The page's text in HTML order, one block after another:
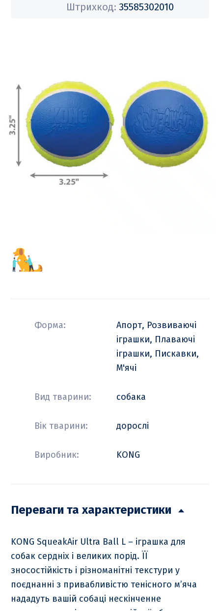
Штрихкод: 35585302010
Форма:
Апорт, Розвиваючі
іграшки, Плаваючі
іграшки, Пискавки,
М'ячі
Вид тварини: собака
Вік тварини: дорослі
Виробник: KONG
Переваги та характеристики
KONG SqueakAir Ultra Ball L – іграшка для
собак сердніх і великих порід. ЇЇ
зносостійкість і різноманітні текстури у
поєднанні з привабливістю тенісного м’яча
нададуть вашій собаці нескінченне